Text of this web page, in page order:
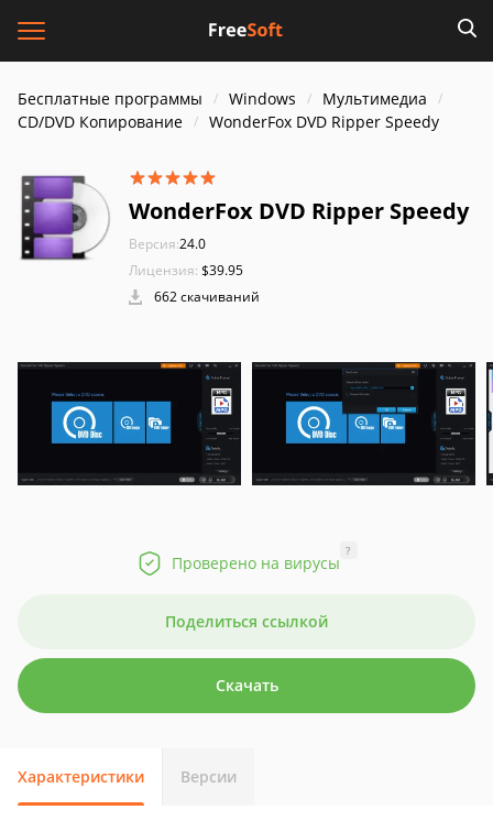
Бесплатные программы Windows
Мультимедиа
CD/DVD Копирование
WonderFox DVD Ripper Speedy
WonderFox DVD Ripper Speedy
Версия:24.0
Лицензия: $39.95
662 скачиваний
Проверено на вирусы
?
Поделиться ссылкой
Скачать
Характеристики Версии